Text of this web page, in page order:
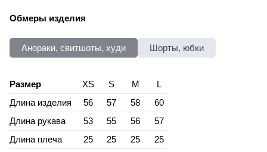
Обмеры изделия
Анораки, свитшоты, худи Шорты, юбки
Размер XS S M
L
Длина изделия
56 57 58
60
Длина рукава
53 55 56
57
Длина плеча
25 25 25
25